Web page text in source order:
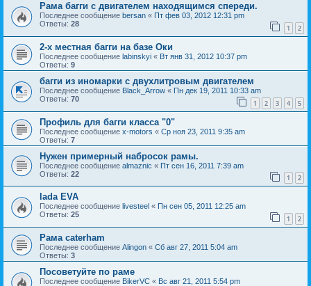
Рама багги с двигателем находящимся спереди.
Последнее сообщение bersan « Пт фев 03, 2012 12:31 pm
Ответы: 28 1 2
2-х местная багги на базе Оки
Последнее сообщение labinskyi « Вт янв 31, 2012 10:37 pm
Ответы: 9
багги из иномарки с двухлитровым двигателем
Последнее сообщение Black_Arrow « Пн дек 19, 2011 10:33 am
Ответы: 70 1 2 3 4 5
Профиль для багги класса "0"
Последнее сообщение x-motors « Ср ноя 23, 2011 9:35 am
Ответы: 7
Нужен примерный набросок рамы.
Последнее сообщение almaznic « Пт сен 16, 2011 7:39 am
Ответы: 22 1 2
lada EVA
Последнее сообщение livesteel « Пн сен 05, 2011 12:25 am
Ответы: 25 1 2
Рама caterham
Последнее сообщение Alingon « Сб авг 27, 2011 5:04 am
Ответы: 3
Посоветуйте по раме
Последнее сообщение BikerVC « Вс авг 21, 2011 5:54 pm